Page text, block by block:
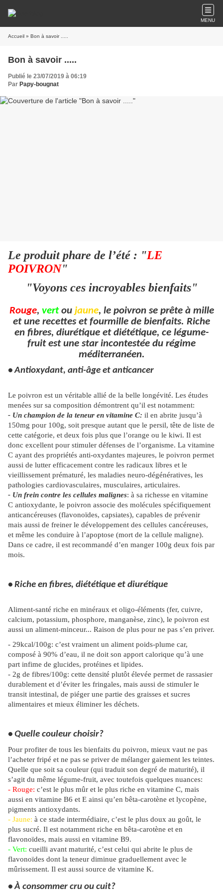
MENU
Accueil » Bon à savoir .....
Bon à savoir .....
Publié le 23/07/2019 à 06:19
Par Papy-bougnat
Le produit phare de l’été : "LE
POIVRON"
"Voyons ces incroyables bienfaits"
Rouge, vertou jaune, le poivron se prête à mille
et une recettes et fourmille de bienfaits. Riche
en fibres, diurétique et diététique, ce légume-
fruit est une star incontestée du régime
méditerranéen.
• Antioxydant, anti-âge et anticancer
Le poivron est un véritable allié de la belle longévité. Les études
menées sur sa composition démontrent qu’il est notamment:
- Un champion de la teneur en vitamine C: il en abrite jusqu’à
150mg pour 100g, soit presque autant que le persil, tête de liste de
cette catégorie, et deux fois plus que l’orange ou le kiwi. Il est
donc excellent pour stimuler défenses de l’organisme. La vitamine
C ayant des propriétés anti-oxydantes majeures, le poivron permet
aussi de lutter efficacement contre les radicaux libres et le
vieillissement prématuré, les maladies neuro-dégénératives, les
pathologies cardiovasculaires, musculaires, articulaires.
- Un frein contre les cellules malignes: à sa richesse en vitamine
C antioxydante, le poivron associe des molécules spécifiquement
anticancéreuses (flavonoïdes, capsiates), capables de prévenir
mais aussi de freiner le développement des cellules cancéreuses,
et même les conduire à l’apoptose (mort de la cellule maligne).
Dans ce cadre, il est recommandé d’en manger 100g deux fois par
mois.
• Riche en fibres, diététique et diurétique
Aliment-santé riche en minéraux et oligo-éléments (fer, cuivre,
calcium, potassium, phosphore, manganèse, zinc), le poivron est
aussi un aliment-minceur... Raison de plus pour ne pas s’en priver.
- 29kcal/100g: c’est vraiment un aliment poids-plume car,
composé à 90% d’eau, il ne doit son apport calorique qu’à une
part infime de glucides, protéines et lipides.
- 2g de fibres/100g: cette densité plutôt élevée permet de rassasier
durablement et d’éviter les fringales, mais aussi de stimuler le
transit intestinal, de piéger une partie des graisses et sucres
alimentaires et mieux éliminer les déchets.
• Quelle couleur choisir?
Pour profiter de tous les bienfaits du poivron, mieux vaut ne pas
l’acheter fripé et ne pas se priver de mélanger gaiement les teintes.
Quelle que soit sa couleur (qui traduit son degré de maturité), il
s’agit du même légume-fruit, avec toutefois quelques nuances:
- Rouge: c’est le plus mûr et le plus riche en vitamine C, mais
aussi en vitamine B6 et E ainsi qu’en bêta-carotène et lycopène,
pigments antioxydants.
- Jaune: à ce stade intermédiaire, c’est le plus doux au goût, le
plus sucré. Il est notamment riche en bêta-carotène et en
flavonoïdes, mais aussi en vitamine B9.
- Vert: cueilli avant maturité, c’est celui qui abrite le plus de
flavonoïdes dont la teneur diminue graduellement avec le
mûrissement. Il est aussi source de vitamine K.
• À consommer cru ou cuit?